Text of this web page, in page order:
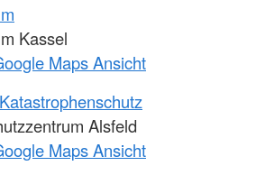
Kassel
Maps Ansicht
Alsfeld
Maps Ansicht